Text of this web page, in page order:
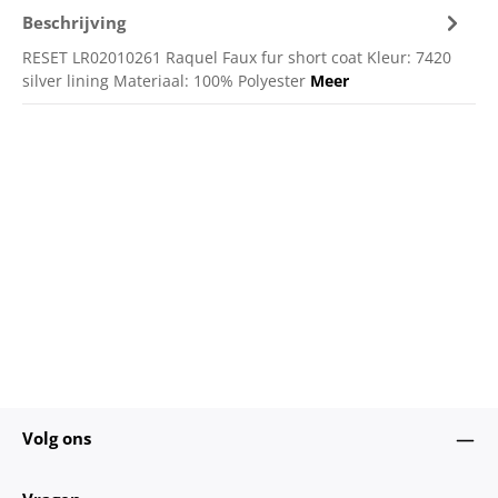
Beschrijving
RESET LR02010261 Raquel Faux fur short coat Kleur: 7420
silver lining Materiaal: 100% Polyester Meer
Volg ons